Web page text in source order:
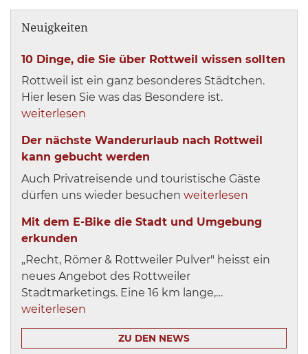
Neuigkeiten
10 Dinge, die Sie über Rottweil wissen sollten
Rottweil ist ein ganz besonderes Städtchen.
Hier lesen Sie was das Besondere ist.
weiterlesen
Der nächste Wanderurlaub nach Rottweil
kann gebucht werden
Auch Privatreisende und touristische Gäste
dürfen uns wieder besuchen weiterlesen
Mit dem E-Bike die Stadt und Umgebung
erkunden
„Recht, Römer & Rottweiler Pulver" heisst ein
neues Angebot des Rottweiler
Stadtmarketings. Eine 16 km lange,…
weiterlesen
ZU DEN NEWS